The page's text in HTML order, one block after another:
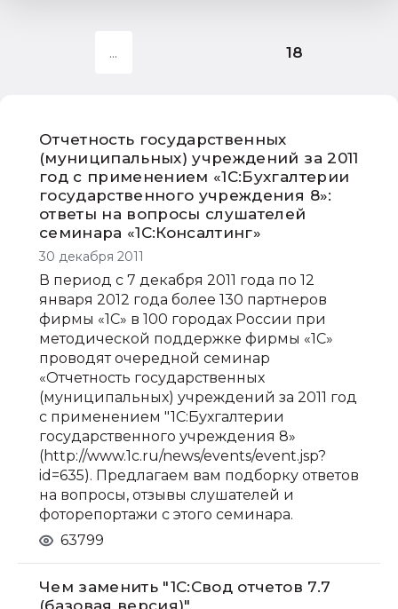
бухгалтерский учет 18
Отчетность государственных
(муниципальных) учреждений за 2011
год с применением «1С:Бухгалтерии
государственного учреждения 8»:
ответы на вопросы слушателей
семинара «1С:Консалтинг»
30 декабря 2011
В период с 7 декабря 2011 года по 12
января 2012 года более 130 партнеров
фирмы «1С» в 100 городах России при
методической поддержке фирмы «1С»
проводят очередной семинар
«Отчетность государственных
(муниципальных) учреждений за 2011 год
с применением "1С:Бухгалтерии
государственного учреждения 8»
(http://www.1c.ru/news/events/event.jsp?
id=635). Предлагаем вам подборку ответов
на вопросы, отзывы слушателей и
фоторепортажи с этого семинара.
63799
Чем заменить "1С:Свод отчетов 7.7
(базовая версия)"